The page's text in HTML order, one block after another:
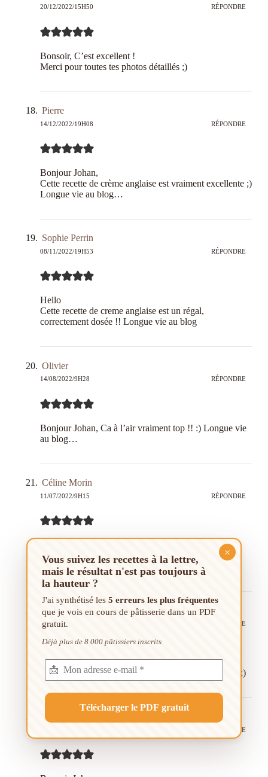
20/12/2022/15H50 RÉPONDRE
Bonsoir, C’est excellent !
Merci pour toutes tes photos détaillés ;)
Pierre
14/12/2022/19H08 RÉPONDRE
Bonjour Johan,
Cette recette de crème anglaise est vraiment excellente ;)
Longue vie au blog…
Sophie Perrin
08/11/2022/19H53 RÉPONDRE
Hello
Cette recette de creme anglaise est un régal,
correctement dosée !! Longue vie au blog
Olivier
14/08/2022/9H28 RÉPONDRE
Bonjour Johan, Ca à l’air vraiment top !! :) Longue vie
au blog…
Céline Morin
11/07/2022/9H15 RÉPONDRE
C’était délicieux et tellement facile à réaliser ;) Merci
beaucoup pour la recette de crème anglaise
Thomas
07/06/2022/0H34 RÉPONDRE
J’en fais 3 par mois environ, c’est toujours un succès ;)
David André
RÉPONDRE
×
Vous suivez les recettes à la lettre,
mais le résultat n'est pas toujours à
la hauteur ?
J'ai synthétisé les 5 erreurs les plus fréquentes
que je vois en cours de pâtisserie dans un PDF
gratuit.
Déjà plus de 8 000 pâtissiers inscrits